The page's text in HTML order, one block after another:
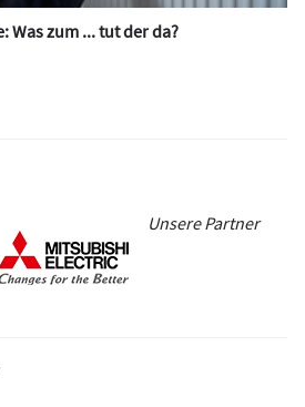
Was zum ... tut der da?
Unsere Partner